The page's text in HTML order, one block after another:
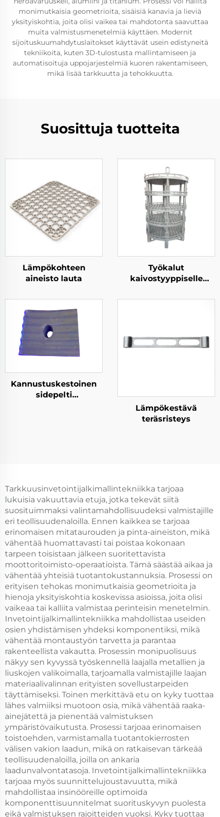
monimutkaisia geometrioita, sisäisiä kanavia ja lieviä
yksityiskohtia, joita olisi vaikea tai mahdotonta saavuttaa
muita valmistusmenetelmiä käyttäen. Modernit
sijoituskuumahdytuslaitokset käyttävät usein edistyneitä
tekniikoita, kuten 3D-tulostusta mallintamiseen ja
automatisoituja uppojarjestelmiä kuoren rakentamiseen,
mikä lisää tarkkuutta ja tehokkuutta.
Suosittuja tuotteita
Lämpökohteen
aineisto lauta
Työkalut
kaivostyyppiselle
Kannustuskestoinen
sidepelti
Lämpökestävä
teräsristeys
Tarkkuusinvetointijalkimallintekniikka tarjoaa
lukuisia vakuuttavia etuja, jotka tekevät siitä
suosituimmaksi valintamahdollisuudeksi valmistajille
eri teollisuudenaloilla. Ennen kaikkea se tarjoaa
erinomaisen mitataurouden ja pinta-aineiston, mikä
vähentää huomattavasti tai poistaa kokonaan
tarpeen toisistaan jälkeen suoritettavista
moottoritoimisto-operaatioista. Tämä säästää aikaa ja
vähentää yhteisiä tuotantokustannuksia. Prosessi on
erityisen tehokas monimutkaisia geometrioita ja
hienoja yksityiskohtia koskevissa asioissa, joita olisi
vaikeaa tai kalliita valmistaa perinteisin menetelmin.
Invetointijalkimallintekniikka mahdollistaa useiden
osien yhdistämisen yhdeksi komponentiksi, mikä
vähentää montaustyön tarvetta ja parantaa
rakenteellista vakautta. Prosessin monipuolisuus
näkyy sen kyvyssä työskennellä laajalla metallien ja
liuskojen valikoimalla, tarjoamalla valmistajille laajan
materiaalivalinnan erityisten sovellustarpeiden
täyttämiseksi. Toinen merkittävä etu on kyky tuottaa
lähes valmiiksi muotoon osia, mikä vähentää raaka-
ainejätettä ja pienentää valmistuksen
ympäristövaikutusta. Prosessi tarjoaa erinomaisen
toistoehden, varmistamalla tuotantokierrosten
välisen vakion laadun, mikä on ratkaisevan tärkeää
teollisuudenaloilla, joilla on ankaria
laadunvalvontatasoja. Invetointijalkimallintekniikka
tarjoaa myös suunnittelujoustavuutta, mikä
mahdollistaa insinööreille optimoida
komponenttisuunnitelmat suorituskyvyn puolesta
eikä valmistuksen rajoitteiden vuoksi. Kyky tuottaa